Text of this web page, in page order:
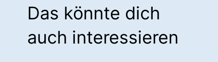
Das könnte dich
auch interessieren